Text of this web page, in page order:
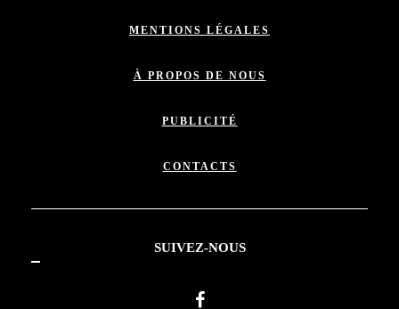
MENTIONS LÉGALES
À PROPOS DE NOUS
PUBLICITÉ
CONTACTS
SUIVEZ-NOUS